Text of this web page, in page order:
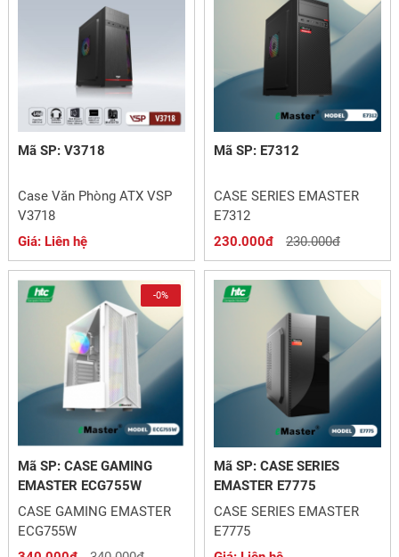
Mã SP: V3718
Case Văn Phòng ATX VSP
V3718
Giá: Liên hệ
Mã SP: E7312
CASE SERIES EMASTER
E7312
230.000đ
230.000đ
-0%
Mã SP: CASE GAMING
EMASTER ECG755W
CASE GAMING EMASTER
ECG755W
Mã SP: CASE SERIES
EMASTER E7775
CASE SERIES EMASTER
E7775